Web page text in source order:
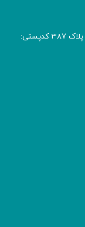
آدرس: پسـتی تهران، خیابان طالقانی، میدان فلسطین، پلاک 387 کدپستی: